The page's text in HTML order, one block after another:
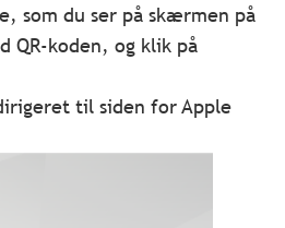
som du ser på skærmen på
QR-koden, og klik på
til siden for Apple